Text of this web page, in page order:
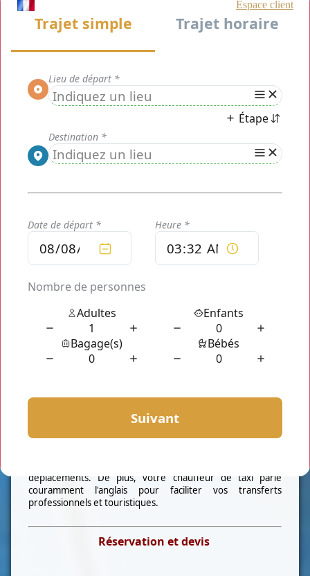
Chauffeur privé Paris
est un moyen de transport de
budget. Notre prestation est une alternative aux taxis
vous proposons notre service de
Nous pourrons, entre autre, réaliser vos transferts
aéroports et Gares, visite touristique, voyage d'affaire ou
déplacement privé, dans un cadre unique, confortable et
- Flotte de Véhicule.
Installez vous dans notre
taxi Gazeran (78125)
avons des voitures de prestige haut de gamme. Nous
4 personnes. Pour un voyage en famille ou en groupe,
accueillir jusqu'à 7 personnes avec leur valise respective.
Notre type de prestation présente de nombreux
avantages. A part la tranquillité, le confort et la ponctualité,
il y aussi la WIFI, chargeur pour tout type de téléphone,
siège bébé mise à disposition gratuitement.
-Service chauffeur.
Finies les interminables attentes, la recherche de places de
chauffeur deTaxi Gazeran (78125) (78250)sera heureux
déplacements. De plus, votre chauffeur de taxi parle
couramment l'anglais pour faciliter vos transferts
professionnels et touristiques.
Réservation et devis